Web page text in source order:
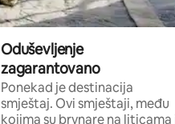
Oduševljenje
zagarantovano
Ponekad je destinacija
smještaj. Ovi smještaji, među
kojima su brvnare na liticama